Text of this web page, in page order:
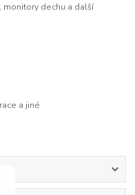
monitory dechu a další
a jiné